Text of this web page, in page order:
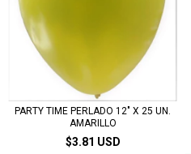
PARTY TIME PERLADO 12" X 25 UN.
AMARILLO
$3.81 USD